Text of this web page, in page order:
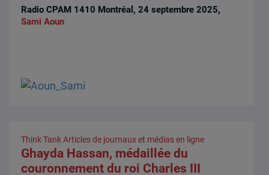
Radio CPAM 1410 Montréal, 24 septembre 2025,
Sami Aoun
Think TankArticles de journaux et médias en ligne
Ghayda Hassan, médaillée du
couronnement du roi Charles III